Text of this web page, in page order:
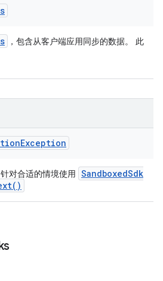
，包含从客户端应用同步的数据。 此
Exception
对合适的情境使用 SandboxedSdk
)